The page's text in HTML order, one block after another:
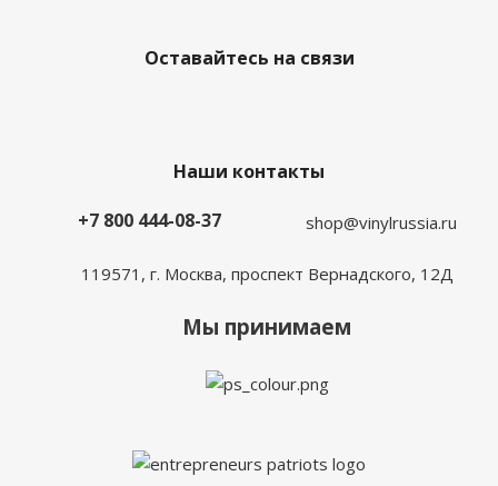
Оставайтесь на связи
Наши контакты
+7 800 444-08-37
shop@vinylrussia.ru
119571, г. Москва, проспект Вернадского, 12Д
Мы принимаем